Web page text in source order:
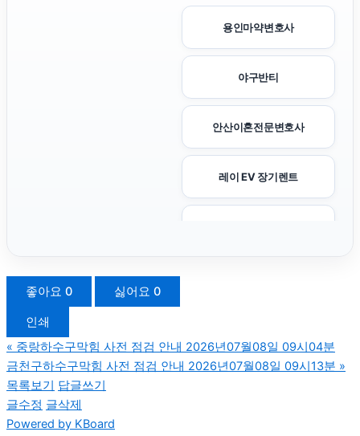
용인마약변호사
야구반티
안산이혼전문변호사
레이 EV 장기렌트
강남성범죄전문변호사
좋아요 0 싫어요 0
인쇄
« 중랑하수구막힘 사전 점검 안내 2026년07월08일 09시04분
금천구하수구막힘 사전 점검 안내 2026년07월08일 09시13분 »
목록보기 답글쓰기
글수정 글삭제
Powered by KBoard